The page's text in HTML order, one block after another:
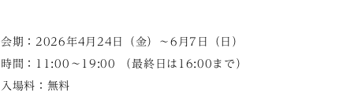
会期：2026年4月24日（金）～6月7日（日）
時間：11:00～19:00 （最終日は16:00まで）
入場料：無料